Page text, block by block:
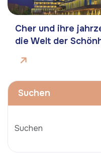
Cher und ihre
die Welt der
Suchen